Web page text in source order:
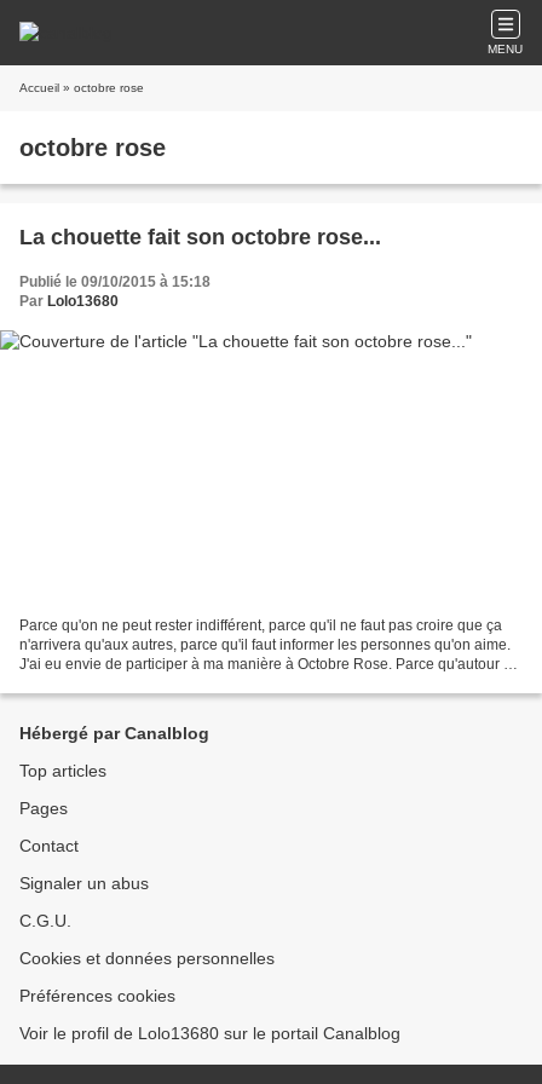
MENU
Accueil » octobre rose
octobre rose
La chouette fait son octobre rose...
Publié le 09/10/2015 à 15:18
Par Lolo13680
Parce qu'on ne peut rester indifférent, parce qu'il ne faut pas croire que ça
n'arrivera qu'aux autres, parce qu'il faut informer les personnes qu'on aime.
J'ai eu envie de participer à ma manière à Octobre Rose. Parce qu'autour de
Hébergé par Canalblog
Top articles
Pages
Contact
Signaler un abus
C.G.U.
Cookies et données personnelles
Préférences cookies
Voir le profil de Lolo13680 sur le portail Canalblog